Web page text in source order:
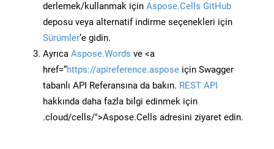
derlemek/kullanmak için Aspose.Cells GitHub
deposu veya alternatif indirme seçenekleri için
Sürümler‘e gidin.
Ayrıca Aspose.Words ve <a
href=“https://apireference.aspose için Swagger
tabanlı API Referansına da bakın. REST API
hakkında daha fazla bilgi edinmek için
.cloud/cells/">Aspose.Cells adresini ziyaret edin.